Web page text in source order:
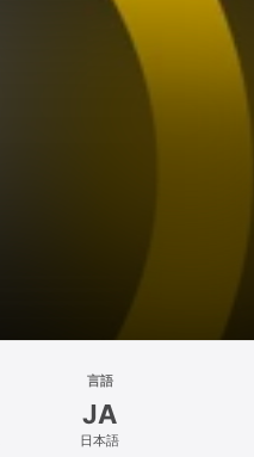
言語
JA
日本語